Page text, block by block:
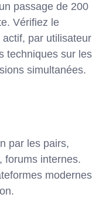
passage de 200
Vérifiez le
par utilisateur
techniques sur les
simultanées.
par les pairs,
forums internes.
modernes